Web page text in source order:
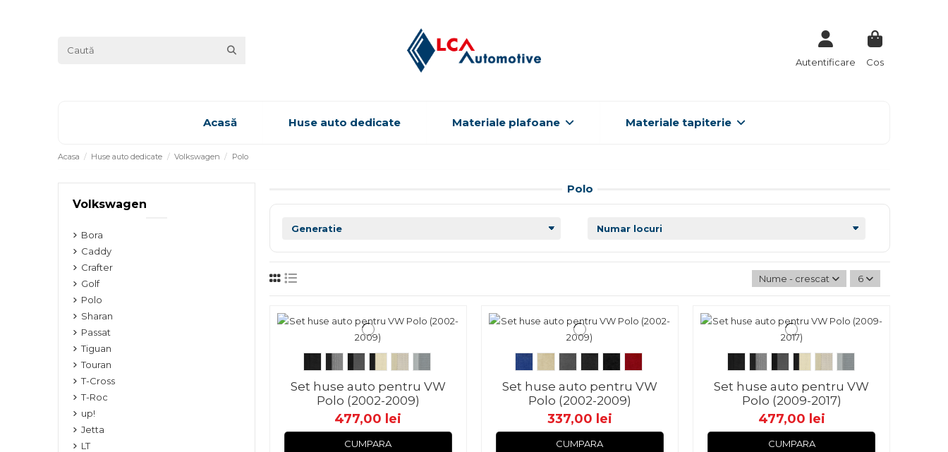
Autentificare Cos
Acasă Huse auto dedicate Materiale plafoane Materiale tapiterie
Acasa Huse auto dedicate Volkswagen Polo
Polo
Nume - crescator 6
Set huse auto pentru VW
Polo (2002-2009)
477,00 lei
CUMPARA
Set huse auto pentru VW
Polo (2002-2009)
337,00 lei
CUMPARA
Set huse auto pentru VW
Polo (2009-2017)
477,00 lei
CUMPARA
Volkswagen
Bora
Caddy
Crafter
Golf
Polo
Sharan
Passat
Tiguan
Touran
T-Cross
T-Roc
up!
Jetta
LT